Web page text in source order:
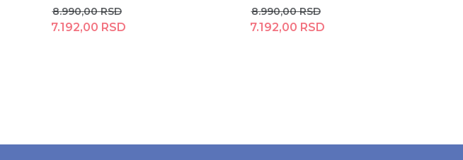
8.990,00 RSD
7.192,00 RSD
8.990,00 RSD
7.192,00 RSD